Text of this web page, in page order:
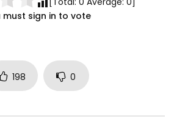
must sign in to vote
198 0